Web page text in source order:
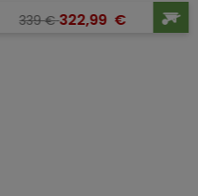
Precio base
339€Precio
322,99 €